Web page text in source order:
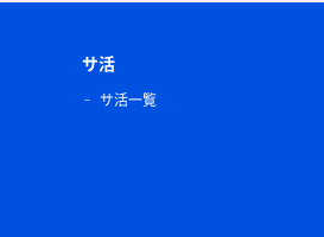
サ活
サ活一覧